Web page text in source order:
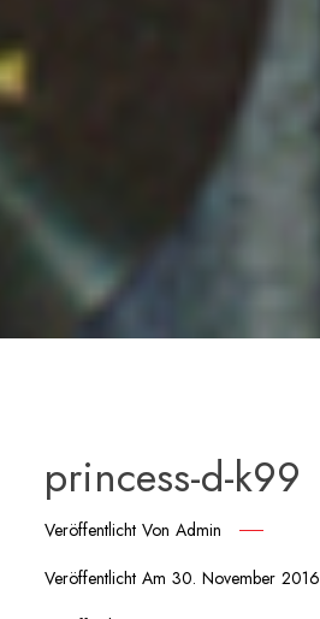
princess-d-k99
Veröffentlicht VonAdmin
Veröffentlicht Am30. November 2016